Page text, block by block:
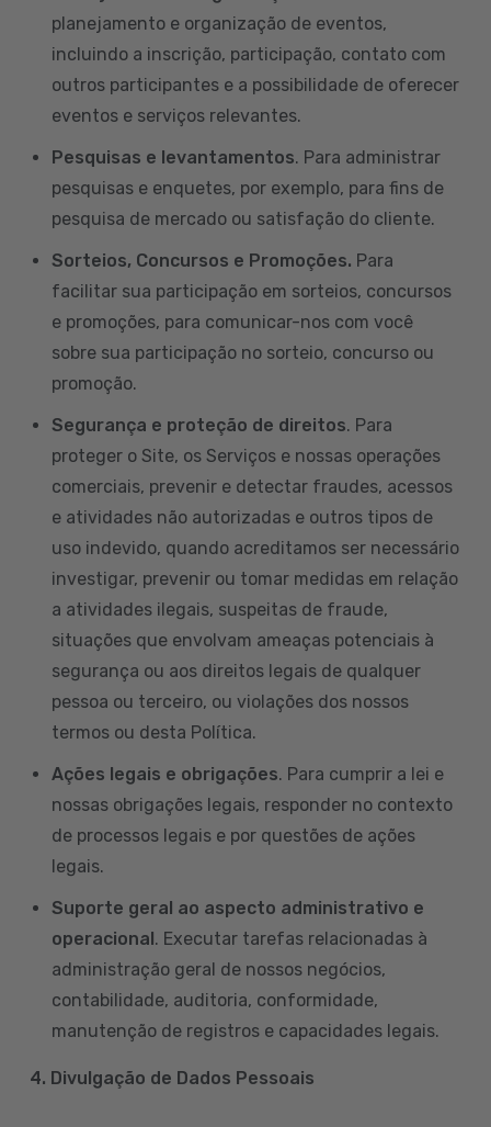
planejamento e organização de eventos,
incluindo a inscrição, participação, contato com
outros participantes e a possibilidade de oferecer
eventos e serviços relevantes.
Pesquisas e levantamentos. Para administrar
pesquisas e enquetes, por exemplo, para fins de
pesquisa de mercado ou satisfação do cliente.
Sorteios, Concursos e Promoções. Para
facilitar sua participação em sorteios, concursos
e promoções, para comunicar-nos com você
sobre sua participação no sorteio, concurso ou
promoção.
Segurança e proteção de direitos. Para
proteger o Site, os Serviços e nossas operações
comerciais, prevenir e detectar fraudes, acessos
e atividades não autorizadas e outros tipos de
uso indevido, quando acreditamos ser necessário
investigar, prevenir ou tomar medidas em relação
a atividades ilegais, suspeitas de fraude,
situações que envolvam ameaças potenciais à
segurança ou aos direitos legais de qualquer
pessoa ou terceiro, ou violações dos nossos
termos ou desta Política.
Ações legais e obrigações. Para cumprir a lei e
nossas obrigações legais, responder no contexto
de processos legais e por questões de ações
legais.
Suporte geral ao aspecto administrativo e
operacional. Executar tarefas relacionadas à
administração geral de nossos negócios,
contabilidade, auditoria, conformidade,
manutenção de registros e capacidades legais.
4. Divulgação de Dados Pessoais